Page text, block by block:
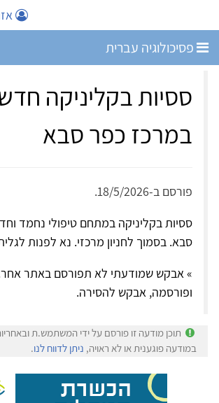
פסיכולוגיה עברית
ססיות בקליניקה
במרכז כפר סבא
פורסם ב-18/5/2026.
ססיות בקליניקה במתחם טיפולי נחמד
סבא. בסמוך לחניון מרכזי. נא לפנות
» אבקש שמודעתי לא תפורסם באתר
ופורסמה, אבקש להסירה.
תוכן מודעה זו פורסם על ידי המשתמש.ת
במודעה פוגענית או לא ראויה, ניתן לדווח לנו.